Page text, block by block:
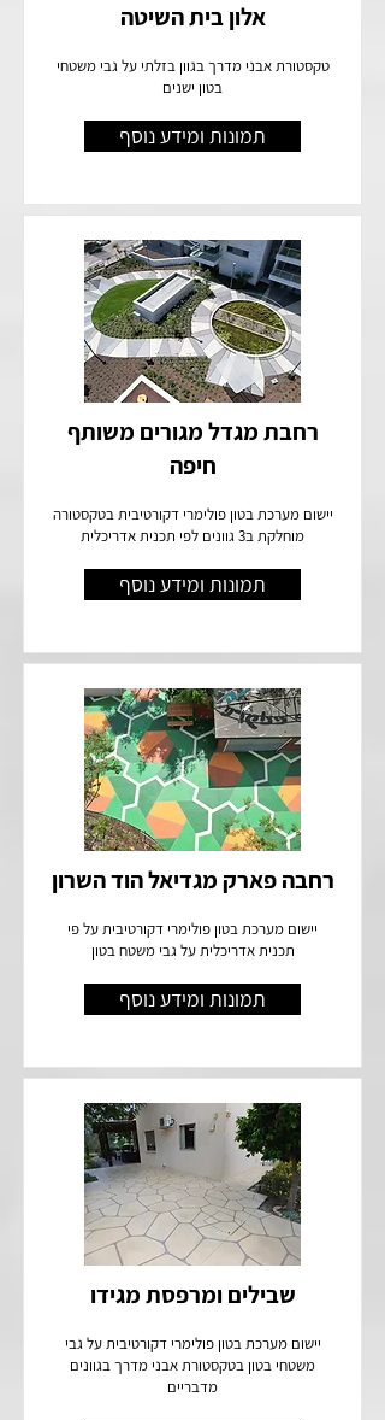
אלון בית השיטה
טקסטורת אבני מדרך בגוון בזלתי על גבי משטחי
בטון ישנים
תמונות ומידע נוסף
רחבת מגדל מגורים משותף
חיפה
יישום מערכת בטון פולימרי דקורטיבית בטקסטורה
מוחלקת ב3 גוונים לפי תכנית אדריכלית
תמונות ומידע נוסף
רחבה פארק מגדיאל הוד השרון
יישום מערכת בטון פולימרי דקורטיבית על פי
תכנית אדריכלית על גבי משטח בטון
תמונות ומידע נוסף
שבילים ומרפסת מגידו
יישום מערכת בטון פולימרי דקורטיבית על גבי
משטחי בטון בטקסטורת אבני מדרך בגוונים
מדבריים